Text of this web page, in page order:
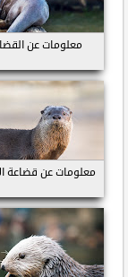
معلومات عن
معلومات عن قضاعة